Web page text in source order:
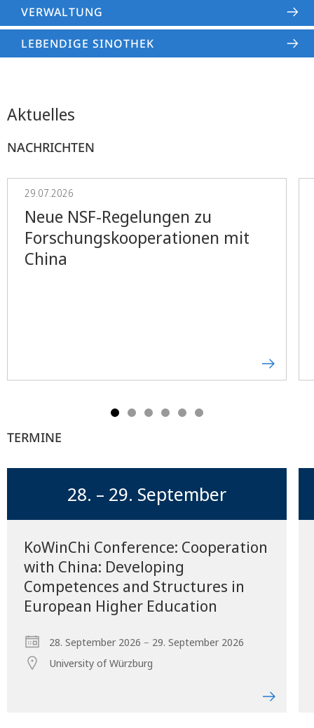
VERWALTUNG
LEBENDIGE SINOTHEK
Aktuelles
NACHRICHTEN
29.07.2026
Neue NSF-Regelungen zu
Forschungskooperationen mit
China
TERMINE
28. – 29. September
KoWinChi Conference: Cooperation
with China: Developing
Competences and Structures in
European Higher Education
28. September 2026 – 29. September 2026
University of Würzburg